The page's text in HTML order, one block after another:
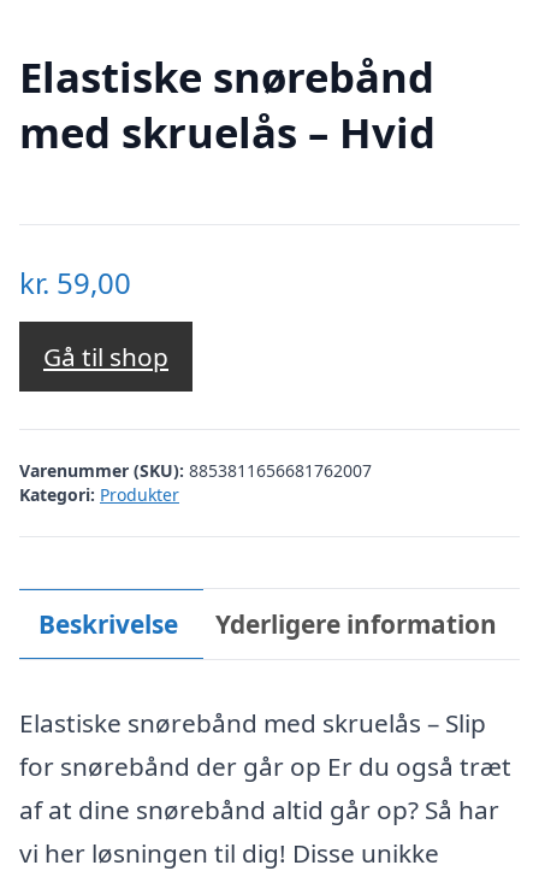
Elastiske snørebånd
med skruelås – Hvid
kr. 59,00
Gå til shop
Varenummer (SKU): 8853811656681762007
Kategori: Produkter
Beskrivelse Yderligere information
Elastiske snørebånd med skruelås – Slip
for snørebånd der går op Er du også træt
af at dine snørebånd altid går op? Så har
vi her løsningen til dig! Disse unikke